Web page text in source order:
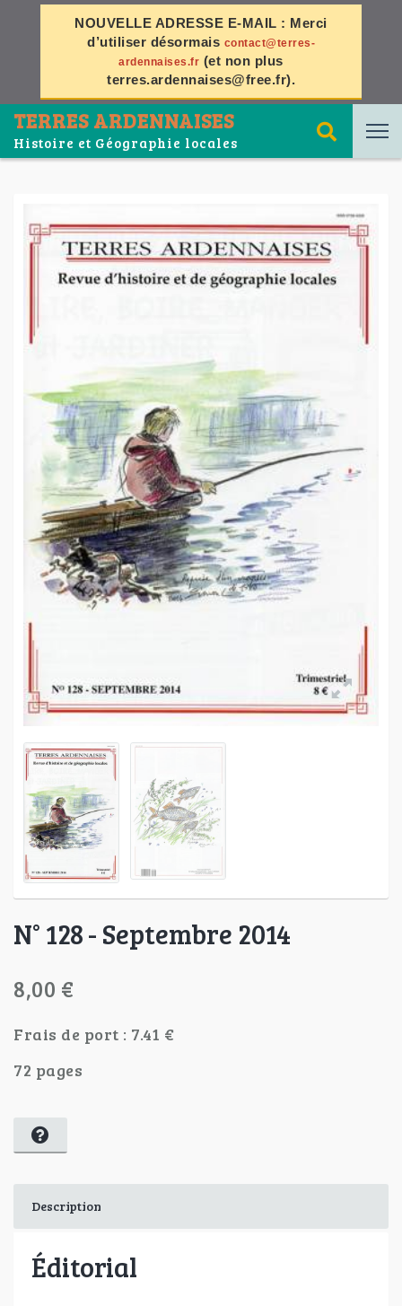
NOUVELLE ADRESSE E-MAIL : Merci
d’utiliser désormais contact@terres-
ardennaises.fr (et non plus
terres.ardennaises@free.fr).
TERRES ARDENNAISES
Histoire et Géographie locales
N° 128 - Septembre 2014
8,00 €
Frais de port : 7.41 €
72 pages
Description
Éditorial